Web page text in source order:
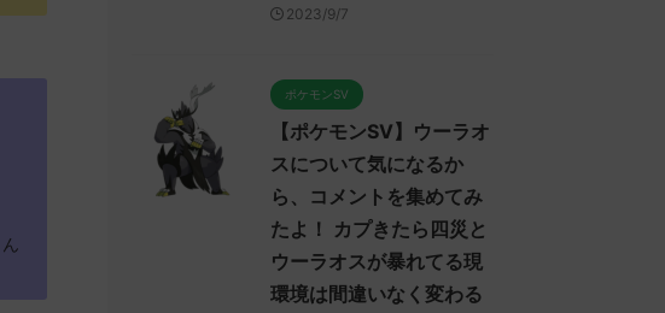
2023/9/7
ポケモンSV
【ポケモンSV】ウーラオ
スについて気になるか
ら、コメントを集めてみ
たよ！ カプきたら四災と
ウーラオスが暴れてる現
環境は間違いなく変わる